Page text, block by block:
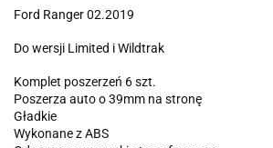
Ford Ranger 02.2019
Do wersji Limited i Wildtrak
Komplet poszerzeń 6 szt.
Poszerza auto o 39mm na stronę
Gładkie
Wykonane z ABS